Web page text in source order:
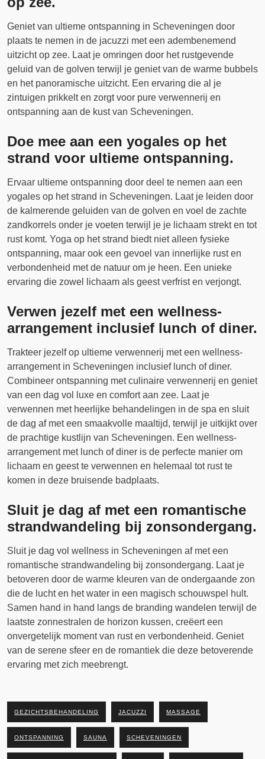
Geniet van ultieme ontspanning in Scheveningen door
plaats te nemen in de jacuzzi met een adembenemend
uitzicht op zee. Laat je omringen door het rustgevende
geluid van de golven terwijl je geniet van de warme bubbels
en het panoramische uitzicht. Een ervaring die al je
zintuigen prikkelt en zorgt voor pure verwennerij en
ontspanning aan de kust van Scheveningen.
Doe mee aan een yogales op het
strand voor ultieme ontspanning.
Ervaar ultieme ontspanning door deel te nemen aan een
yogales op het strand in Scheveningen. Laat je leiden door
de kalmerende geluiden van de golven en voel de zachte
zandkorrels onder je voeten terwijl je je lichaam strekt en tot
rust komt. Yoga op het strand biedt niet alleen fysieke
ontspanning, maar ook een gevoel van innerlijke rust en
verbondenheid met de natuur om je heen. Een unieke
ervaring die zowel lichaam als geest verfrist en verjongt.
Verwen jezelf met een wellness-
arrangement inclusief lunch of diner.
Trakteer jezelf op ultieme verwennerij met een wellness-
arrangement in Scheveningen inclusief lunch of diner.
Combineer ontspanning met culinaire verwennerij en geniet
van een dag vol luxe en comfort aan zee. Laat je
verwennen met heerlijke behandelingen in de spa en sluit
de dag af met een smaakvolle maaltijd, terwijl je uitkijkt over
de prachtige kustlijn van Scheveningen. Een wellness-
arrangement met lunch of diner is de perfecte manier om
lichaam en geest te verwennen en helemaal tot rust te
komen in deze bruisende badplaats.
Sluit je dag af met een romantische
strandwandeling bij zonsondergang.
Sluit je dag vol wellness in Scheveningen af met een
romantische strandwandeling bij zonsondergang. Laat je
betoveren door de warme kleuren van de ondergaande zon
die de lucht en het water in een magisch schouwspel hult.
Samen hand in hand langs de branding wandelen terwijl de
laatste zonnestralen de horizon kussen, creëert een
onvergetelijk moment van rust en verbondenheid. Geniet
van de serene sfeer en de romantiek die deze betoverende
ervaring met zich meebrengt.
GEZICHTSBEHANDELING JACUZZI MASSAGE
ONTSPANNING SAUNA SCHEVENINGEN